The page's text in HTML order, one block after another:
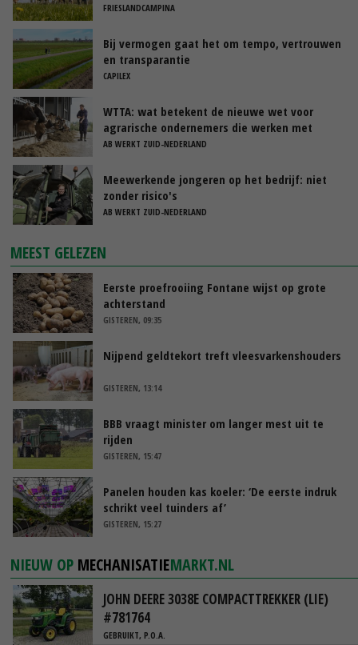
FRIESLANDCAMPINA
Bij vermogen gaat het om tempo, vertrouwen
en transparantie
CAPILEX
WTTA: wat betekent de nieuwe wet voor
agrarische ondernemers die werken met
uitzendkrachten?
AB WERKT ZUID-NEDERLAND
Meewerkende jongeren op het bedrijf: niet
zonder risico's
AB WERKT ZUID-NEDERLAND
MEEST GELEZEN
Eerste proefrooiing Fontane wijst op grote
achterstand
GISTEREN, 09:35
Nijpend geldtekort treft vleesvarkenshouders
GISTEREN, 13:14
BBB vraagt minister om langer mest uit te
rijden
GISTEREN, 15:47
Panelen houden kas koeler: ‘De eerste indruk
schrikt veel tuinders af’
GISTEREN, 15:27
NIEUW OP MECHANISATIEMARKT.NL
JOHN DEERE 3038E COMPACTTREKKER (LIE)
#781764
GEBRUIKT, P.O.A.